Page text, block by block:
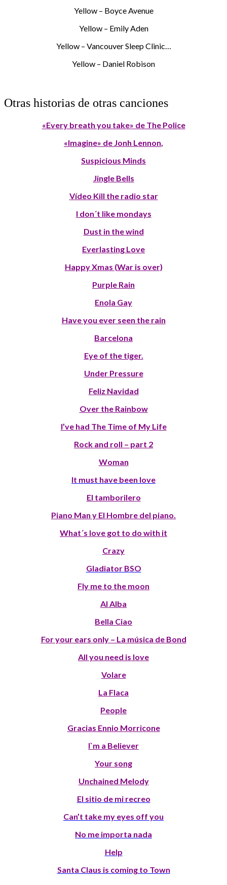
Yellow – Boyce Avenue
Yellow – Emily Aden
Yellow – Vancouver Sleep Clinic…
Yellow – Daniel Robison
Otras historias de otras canciones
«Every breath you take» de The Police
«Imagine» de Jonh Lennon,
Suspicious Minds
Jingle Bells
Vídeo Kill the radio star
I don´t like mondays
Dust in the wind
Everlasting Love
Happy Xmas (War is over)
Purple Rain
Enola Gay
Have you ever seen the rain
Barcelona
Eye of the tiger.
Under Pressure
Feliz Navidad
Over the Rainbow
I’ve had The Time of My Life
Rock and roll – part 2
Woman
It must have been love
El tamborilero
Piano Man y El Hombre del piano.
What´s love got to do with it
Crazy
Gladiator BSO
Fly me to the moon
Al Alba
Bella Ciao
For your ears only – La música de Bond
All you need is love
Volare
La Flaca
People
Gracias Ennio Morricone
I`m a Believer
Your song
Unchained Melody
El sitio de mi recreo
Can’t take my eyes off you
No me importa nada
Help
Santa Claus is coming to Town